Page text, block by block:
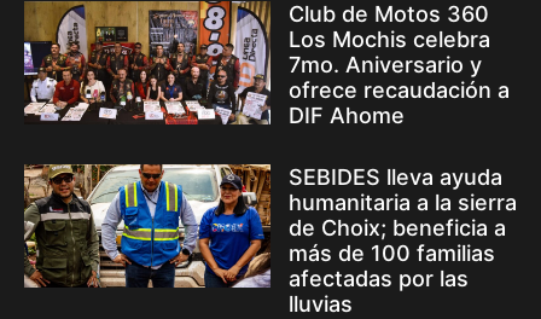
Club de Motos 360
Los Mochis celebra
7mo. Aniversario y
ofrece recaudación a
DIF Ahome
SEBIDES lleva ayuda
humanitaria a la sierra
de Choix; beneficia a
más de 100 familias
afectadas por las
lluvias